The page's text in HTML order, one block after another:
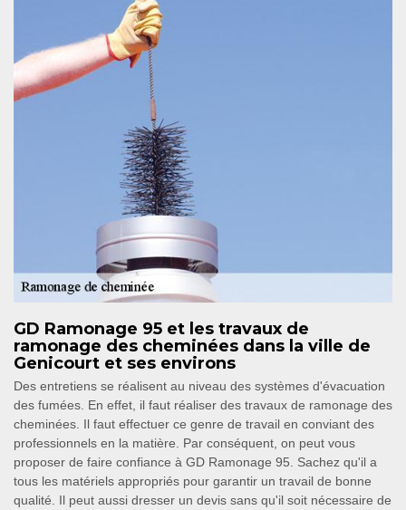
GD Ramonage 95 et les travaux de
ramonage des cheminées dans la ville de
Genicourt et ses environs
Des entretiens se réalisent au niveau des systèmes d'évacuation
des fumées. En effet, il faut réaliser des travaux de ramonage des
cheminées. Il faut effectuer ce genre de travail en conviant des
professionnels en la matière. Par conséquent, on peut vous
proposer de faire confiance à GD Ramonage 95. Sachez qu'il a
tous les matériels appropriés pour garantir un travail de bonne
qualité. Il peut aussi dresser un devis sans qu'il soit nécessaire de